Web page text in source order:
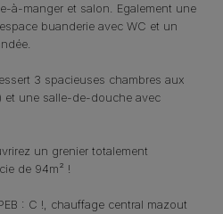
à-manger et salon. Egalement une
buanderie avec WC et un
3 spacieuses chambres aux
et une salle-de-douche avec
un grenier totalement
de 94m² !
: C !, chauffage central mazout